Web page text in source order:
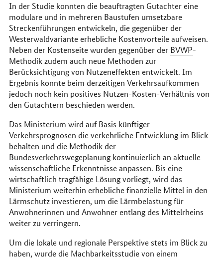
In der Studie konnten die beauftragten Gutachter eine
modulare und in mehreren Baustufen umsetzbare
Streckenführungen entwickeln, die gegenüber der
Westerwaldvariante erhebliche Kostenvorteile aufweisen.
Neben der Kostenseite wurden gegenüber der BVWP-
Methodik zudem auch neue Methoden zur
Berücksichtigung von Nutzeneffekten entwickelt. Im
Ergebnis konnte beim derzeitigen Verkehrsaufkommen
jedoch noch kein positives Nutzen-Kosten-Verhältnis von
den Gutachtern beschieden werden.
Das Ministerium wird auf Basis künftiger
Verkehrsprognosen die verkehrliche Entwicklung im Blick
behalten und die Methodik der
Bundesverkehrswegeplanung kontinuierlich an aktuelle
wissenschaftliche Erkenntnisse anpassen. Bis eine
wirtschaftlich tragfähige Lösung vorliegt, wird das
Ministerium weiterhin erhebliche finanzielle Mittel in den
Lärmschutz investieren, um die Lärmbelastung für
Anwohnerinnen und Anwohner entlang des Mittelrheins
weiter zu verringern.
Um die lokale und regionale Perspektive stets im Blick zu
haben, wurde die Machbarkeitsstudie von einem